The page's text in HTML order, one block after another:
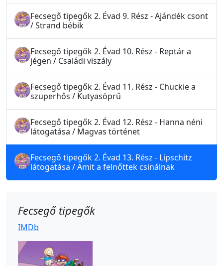
Fecsegő tipegők 2. Évad 9. Rész - Ajándék csont
/ Strand bébik
Fecsegő tipegők 2. Évad 10. Rész - Reptár a
jégen / Családi viszály
Fecsegő tipegők 2. Évad 11. Rész - Chuckie a
szuperhős / Kutyasöprű
Fecsegő tipegők 2. Évad 12. Rész - Hanna néni
látogatása / Magvas történet
Fecsegő tipegők 2. Évad 13. Rész - Lipschitz
látogatása / Amit a felnőttek csinálnak
Fecsegő tipegők
IMDb